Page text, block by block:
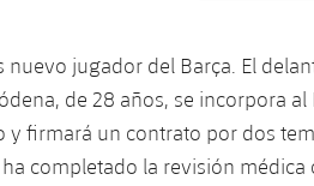
nuevo jugador del Barça. El
de 28 años, se incorpora
y firmará un contrato por dos
completado la revisión